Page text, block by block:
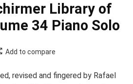
Library of
34 Piano Solo
Add to compare
revised and fingered by Rafael